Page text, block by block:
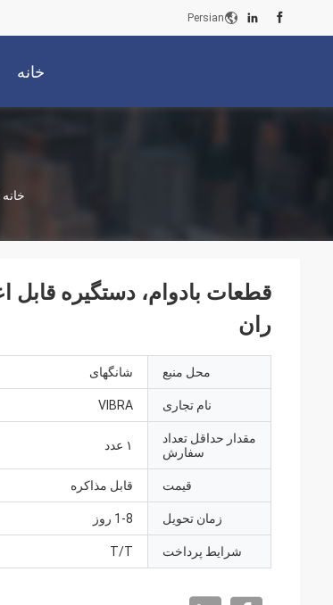
Persian
خانه
خانه
قطعات بادوام، دستگیره قابل
ران
محل منبع شانگهای
نام تجاری VIBRA
مقدار حداقل تعداد
سفارش
۱ عدد
قیمت قابل مذاکره
زمان تحویل 1-8 روز
شرایط پرداخت T/T